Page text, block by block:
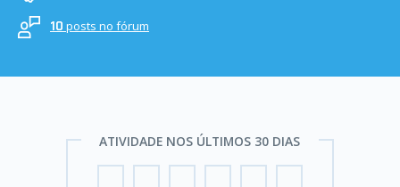
10 posts no fórum
ATIVIDADE NOS ÚLTIMOS 30 DIAS